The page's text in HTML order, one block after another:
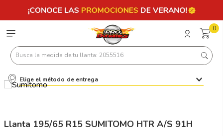
0
Busca la medida de tu llanta: 2055516
Elige el método de entrega
Llanta 195/65 R15 SUMITOMO HTR A/S 91H
Términos más buscados